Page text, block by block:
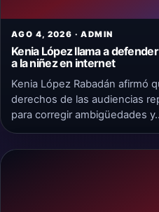
AGO 4, 2026 · ADMIN
Kenia López llama a
a la niñez en internet
Kenia López Rabadán afirmó
derechos de las audiencias
para corregir ambigüedades